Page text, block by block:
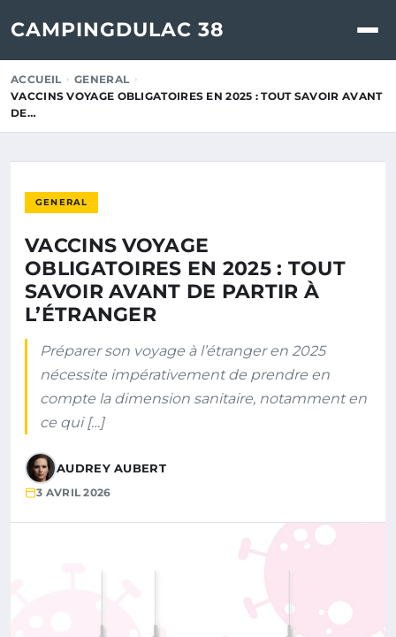
CAMPINGDULAC 38
ACCUEIL
GENERAL
VACCINS VOYAGE OBLIGATOIRES EN 2025 : TOUT SAVOIR AVANT
DE…
GENERAL
VACCINS VOYAGE
OBLIGATOIRES EN 2025 : TOUT
SAVOIR AVANT DE PARTIR À
L’ÉTRANGER
Préparer son voyage à l’étranger en 2025
nécessite impérativement de prendre en
compte la dimension sanitaire, notamment en
ce qui […]
AUDREY AUBERT
3 AVRIL 2026